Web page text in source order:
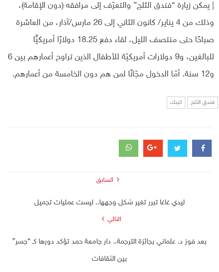
| يمكن زيارة “فندق الثلج” والتعرّف إلى مرافقه (دون الإقامة)،
وذلك من 4 يناير/ كانون الثاني إلى 26 مارس/آذار، من العاشرة
صباحًا حتى منتصف الليل، لقاء دفع 18.25 دولارًا أمريكيًّا
للبالغين، و9 دولارات أمريكيّة للأطفال الذين تراوح أعمارهم بين 6
و12 سنة. أمّا الدخول مجّانًا لمن هم دون الخامسة من أعمارهم.
فندق الثلج كيبك
السابق
ليدي غاغا تبرر تغير شكل وجهها.. ليست عمليات تجميل
التالي
بعد فوز د. علماني بجائزة الترجمة.. دار جامعة حمد تؤكد دورها كـ “جسر”
بين الثقافات